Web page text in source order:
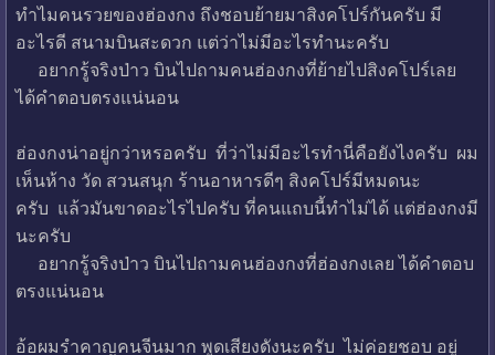
ทำไมคนรวยของฮ่องกง ถึงชอบย้ายมาสิงคโปร์กันครับ มี
อะไรดี สนามบินสะดวก แต่ว่าไม่มีอะไรทำนะครับ
อยากรู้จริงป่าว บินไปถามคนฮ่องกงที่ย้ายไปสิงคโปร์เลย
ได้คำตอบตรงแน่นอน
ฮ่องกงน่าอยู่กว่าหรอครับ ที่ว่าไม่มีอะไรทำนี่คือยังไงครับ ผม
เห็นห้าง วัด สวนสนุก ร้านอาหารดีๆ สิงคโปร์มีหมดนะ
ครับ แล้วมันขาดอะไรไปครับ ที่คนแถบนี้ทำไม่ได้ แต่ฮ่องกงมี
นะครับ
อยากรู้จริงป่าว บินไปถามคนฮ่องกงที่ฮ่องกงเลย ได้คำตอบ
ตรงแน่นอน
อ้อผมรำคาญคนจีนมาก พูดเสียงดังนะครับ ไม่ค่อยชอบ อยู่